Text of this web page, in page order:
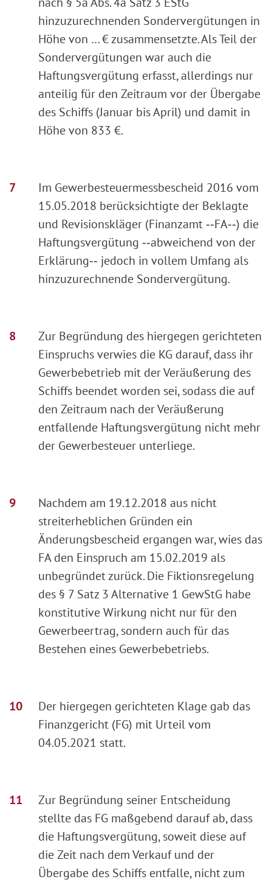
hinzuzurechnenden Sondervergütungen in
Höhe von … € zusammensetzte. Als Teil der
Sondervergütungen war auch die
Haftungsvergütung erfasst, allerdings nur
anteilig für den Zeitraum vor der Übergabe
des Schiffs (Januar bis April) und damit in
Höhe von 833 €.
Im Gewerbesteuermessbescheid 2016 vom
15.05.2018 berücksichtigte der Beklagte
und Revisionskläger (Finanzamt ‑‑FA‑‑) die
Haftungsvergütung ‑‑abweichend von der
Erklärung‑‑ jedoch in vollem Umfang als
hinzuzurechnende Sondervergütung.
Zur Begründung des hiergegen gerichteten
Einspruchs verwies die KG darauf, dass ihr
Gewerbebetrieb mit der Veräußerung des
Schiffs beendet worden sei, sodass die auf
den Zeitraum nach der Veräußerung
entfallende Haftungsvergütung nicht mehr
der Gewerbesteuer unterliege.
Nachdem am 19.12.2018 aus nicht
streiterheblichen Gründen ein
Änderungsbescheid ergangen war, wies das
FA den Einspruch am 15.02.2019 als
unbegründet zurück. Die Fiktionsregelung
des § 7 Satz 3 Alternative 1 GewStG habe
konstitutive Wirkung nicht nur für den
Gewerbeertrag, sondern auch für das
Bestehen eines Gewerbebetriebs.
Der hiergegen gerichteten Klage gab das
Finanzgericht (FG) mit Urteil vom
04.05.2021 statt.
Zur Begründung seiner Entscheidung
stellte das FG maßgebend darauf ab, dass
die Haftungsvergütung, soweit diese auf
die Zeit nach dem Verkauf und der
Übergabe des Schiffs entfalle, nicht zum